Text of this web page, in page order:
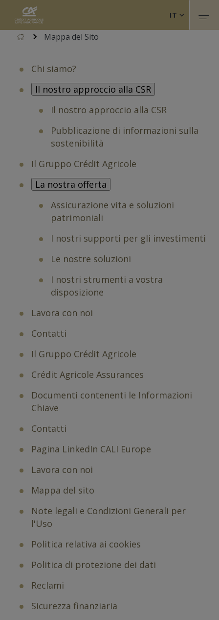
contenuto
Crédit Agricole Life Insurance (torna alla home)
Apri
IT
Accueil Mappa del Sito
Chi siamo?
Il nostro approccio alla CSR
Il nostro approccio alla CSR
Pubblicazione di informazioni sulla
sostenibilità
Il Gruppo Crédit Agricole
La nostra offerta
Assicurazione vita e soluzioni
patrimoniali
I nostri supporti per gli investimenti
Le nostre soluzioni
I nostri strumenti a vostra
disposizione
Lavora con noi
Contatti
Il Gruppo Crédit Agricole
Crédit Agricole Assurances
Documenti contenenti le Informazioni
Chiave
Contatti
Pagina LinkedIn CALI Europe
Lavora con noi
Mappa del sito
Note legali e Condizioni Generali per
l'Uso
Politica relativa ai cookies
Politica di protezione dei dati
Reclami
Sicurezza finanziaria